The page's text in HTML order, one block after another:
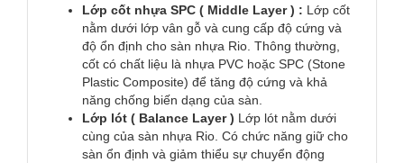
Lớp cốt nhựa SPC ( Middle Layer ) : Lớp cốt
nằm dưới lớp vân gỗ và cung cấp độ cứng và
độ ổn định cho sàn nhựa Rio. Thông thường,
cốt có chất liệu là nhựa PVC hoặc SPC (Stone
Plastic Composite) để tăng độ cứng và khả
năng chống biến dạng của sàn.
Lớp lót ( Balance Layer ) Lớp lót nằm dưới
cùng của sàn nhựa Rio. Có chức năng giữ cho
sàn ổn định và giảm thiểu sự chuyển động